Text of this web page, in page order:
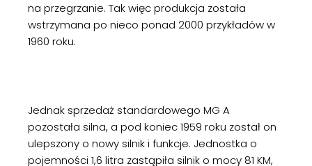
na przegrzanie. Tak więc produkcja została
wstrzymana po nieco ponad 2000 przykładów w
1960 roku.
Jednak sprzedaż standardowego MG A
pozostała silna, a pod koniec 1959 roku został on
ulepszony o nowy silnik i funkcje. Jednostka o
pojemności 1,6 litra zastąpiła silnik o mocy 81 KM,